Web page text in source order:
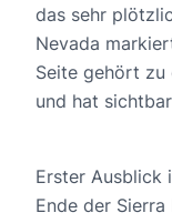
das sehr
Nevada
Seite gehört zu
und hat
Erster Ausblick
Ende der Sierra